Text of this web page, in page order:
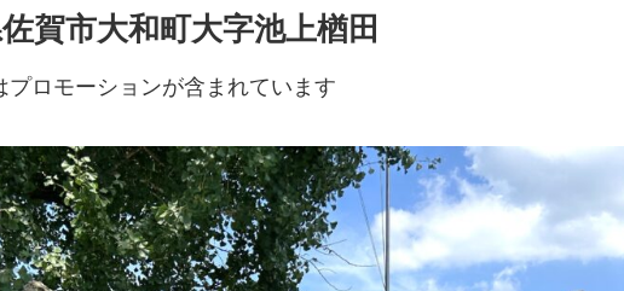
賀市大和町大字池上楢田
プロモーションが含まれています